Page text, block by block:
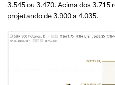
3.545 ou 3.470. Acima dos 3.715
projetando de 3.900 a 4.035.